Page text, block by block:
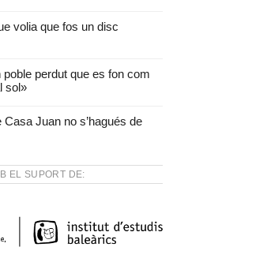
volia que fos un disc
perdut que es fon com
sol»
Juan no s’hagués de
EL SUPORT DE: